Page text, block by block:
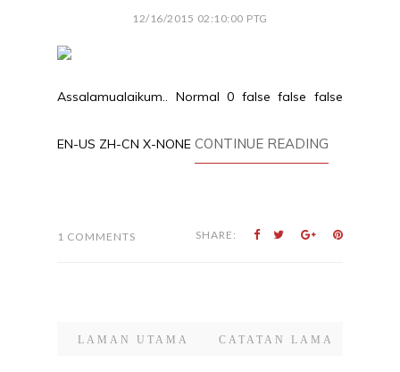
12/16/2015 02:10:00 PTG
Assalamualaikum.. Normal 0 false false false
EN-US ZH-CN X-NONE CONTINUE READING
1 COMMENTS SHARE:
CATATAN LAMA
LAMAN UTAMA